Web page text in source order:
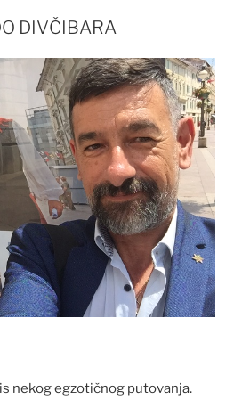
DIVČIBARA
nekog egzotičnog putovanja.